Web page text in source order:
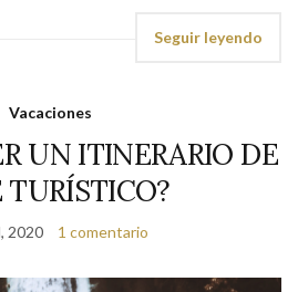
Seguir leyendo
Vacaciones
UN ITINERARIO DE
TURÍSTICO?
2020 1 comentario